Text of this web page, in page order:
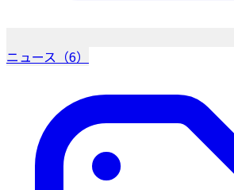
ニュース（6）